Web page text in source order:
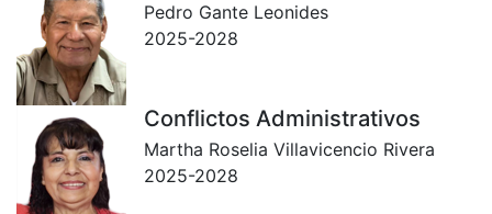
Pedro Gante Leonides
2025-2028
Conflictos Administrativos
Martha Roselia Villavicencio Rivera
2025-2028